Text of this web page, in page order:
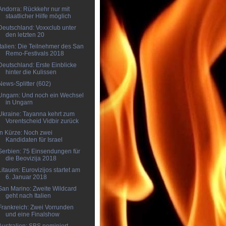
Rückkehr nur mit
staatlicher Hilfe möglich
Voxxclub unter
den letzten 20
Die Teilnehmer des San
Remo-Festivals 2018
Erste Einblicke
hinter die Kulissen
Splitter (602)
Und noch ein Wechsel
in Ungarn
Tayanna kehrt zum
Vorentscheid Vidbir zurück
Kürze: Noch zwei
Kandidaten für Israel
75 Einsendungen für
die Beovizija 2018
Eurovizijos startet am
6. Januar 2018
Marino: Zweite Wildcard
geht nach Italien
Zwei Vorrunden
und eine Finalshow